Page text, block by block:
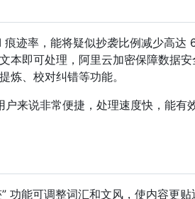
迹率，能将疑似抄袭比例减少高达
本即可处理，阿里云加密保障数据
炼、校对纠错等功能。
来说非常便捷，处理速度快，能有
功能可调整词汇和文风，使内容更